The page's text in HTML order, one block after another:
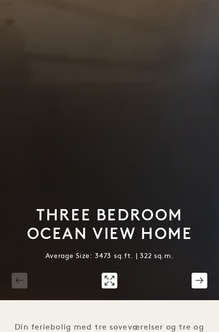
THREE BEDROOM
OCEAN VIEW HOME
Average Size: 3473 sq.ft. | 322 sq.m.
Din feriebolig med tre soveværelser og tre og